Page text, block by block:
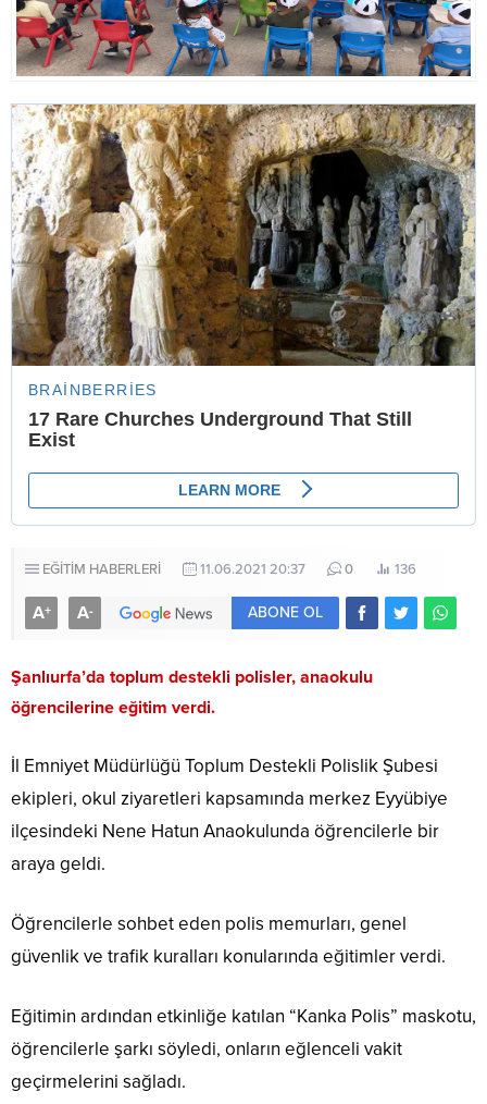
EĞİTİM HABERLERİ 11.06.2021 20:37 0 136
A+ A- ABONE OL
Şanlıurfa’da toplum destekli polisler, anaokulu
öğrencilerine eğitim verdi.
İl Emniyet Müdürlüğü Toplum Destekli Polislik Şubesi
ekipleri, okul ziyaretleri kapsamında merkez Eyyübiye
ilçesindeki Nene Hatun Anaokulunda öğrencilerle bir
araya geldi.
Öğrencilerle sohbet eden polis memurları, genel
güvenlik ve trafik kuralları konularında eğitimler verdi.
Eğitimin ardından etkinliğe katılan “Kanka Polis” maskotu,
öğrencilerle şarkı söyledi, onların eğlenceli vakit
geçirmelerini sağladı.